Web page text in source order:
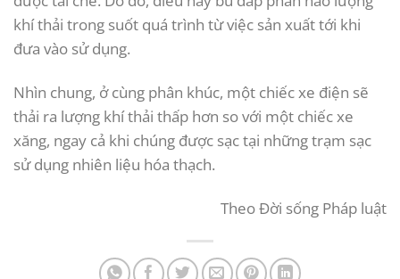
khí thải trong suốt quá trình từ việc sản xuất tới khi
đưa vào sử dụng.
Nhìn chung, ở cùng phân khúc, một chiếc xe điện sẽ
thải ra lượng khí thải thấp hơn so với một chiếc xe
xăng, ngay cả khi chúng được sạc tại những trạm sạc
sử dụng nhiên liệu hóa thạch.
TheoĐời sống Pháp luật